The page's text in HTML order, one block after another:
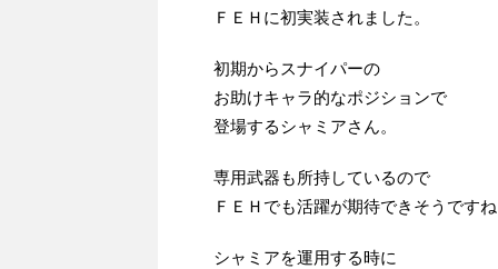
ＦＥＨに初実装されました。
初期からスナイパーの
お助けキャラ的なポジションで
登場するシャミアさん。
専用武器も所持しているので
ＦＥＨでも活躍が期待できそうです
シャミアを運用する時に